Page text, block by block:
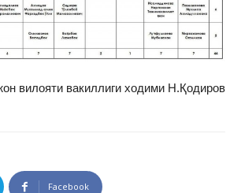
вилояти вакиллиги ходими Н.Қодиров
Facebook